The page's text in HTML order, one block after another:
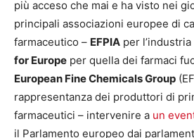
più acceso che mai e ha visto nei
principali associazioni europee di
farmaceutico – EFPIA per
for Europe per quella dei farmaci
European Fine Chemicals Group
rappresentanza dei produttori di
farmaceutici – intervenire a un
il Parlamento europeo dai